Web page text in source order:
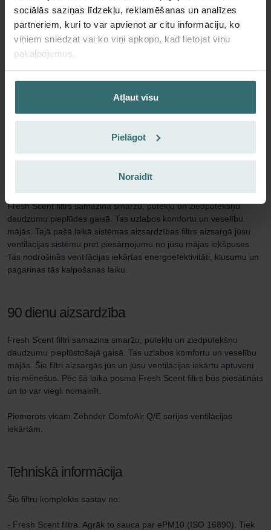
sociālās saziņas līdzekļu, reklamēšanas un analīzes
partneriem, kuri to var apvienot ar citu informāciju, ko
viņiem sniedzat vai ko viņi apkopo, kad lietojat viņu
pakalpojumus.
Atļaut visu
Pielāgot
Noraidīt
pašā laikā „Fresh Scent“ filtrs neļauj piesārņojumam no jūsu
mājokļa iekļūt ventilācijas iekārtā. Šī filtru kombinācija
nodrošinās veselīgu un komfortablu mikroklimatu telpās, kā
arī energoefektīvu un klusu ventilācijas iekārtas darbību.
Lai nodrošinātu veselīgu iekštelpu klimatu, ir svarīga pietiekama
jūs dzīvojat blakus lauku saimniecībai? Tad jūs, iespējams, gribat
samazināt ventilācijas jaudu, lai nevēlamās smakas paliktu ārpus
Fresh Scent filtrs samazina smaržu, putekļu un ziedputekšņu
daudzumu pieplūdes gaisā. Tas uzlabos komfortu un veselību
mājās. Tajā pašā laikā sistēmas aizsardzības filtrs aizsargā jūsu
ventilācijas sistēmu pret piesārņojumu no jūsu mājas iekšpuses.
Tas nodrošinās ventilācijas iekārtas energoefektivitāti, klusumu un
pagarinas tās kalpošanas laiku.
90 dienu aizsardzība
Fresh Scent filtri samazina smaržu, putekļu un ziedputekšņu
daudzumu pieplūstošajā gaisā. Tas uzlabos komfortu un veselību
mājās. Šie filtri aizsargās jūs un jūsu ventilācijas iekārtu aptuveni
trīs mēnešus. Pēc šā laika posma Fresh Scent filtrs būs piesātināts
un to var viegli nomainīt.
Piemērots visām Zehnder ComfoAir Q/E sērijas ventilācijas
iekārtām.
Tehniskā informācija
Šis filtru komplekts sastāv no:
- Fresh Scent filtra. Agrāk to sauca par ePM10 (ISO 16890). Tiek